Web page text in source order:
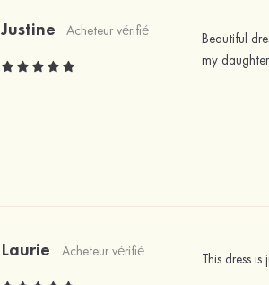
Justine Acheteur vérifié
Beautiful
my
Laurie Acheteur vérifié This dress